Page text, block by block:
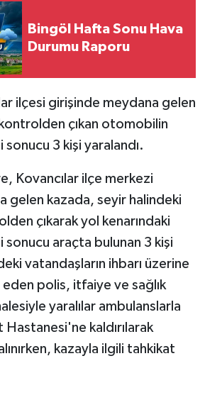
Bingöl Hafta Sonu Hava
Durumu Raporu
ilçesi girişinde meydana gelen
çıkan otomobilin
3 kişi yaralandı.
Kovancılar ilçe merkezi
gelen kazada, seyir halindeki
çıkarak yol kenarındaki
araçta bulunan 3 kişi
vatandaşların ihbarı üzerine
polis, itfaiye ve sağlık
yaralılar ambulanslarla
Hastanesi'ne kaldırılarak
kazayla ilgili tahkikat